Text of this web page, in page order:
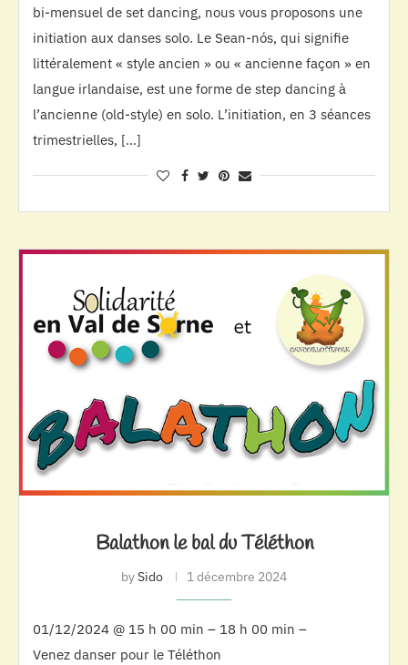
bi-mensuel de set dancing, nous vous proposons une
initiation aux danses solo. Le Sean-nós, qui signifie
littéralement « style ancien » ou « ancienne façon » en
langue irlandaise, est une forme de step dancing à
l’ancienne (old-style) en solo. L’initiation, en 3 séances
trimestrielles, […]
Balathon le bal du Téléthon
bySido 1 décembre 2024
01/12/2024 @ 15 h 00 min – 18 h 00 min –
Venez danser pour le Téléthon